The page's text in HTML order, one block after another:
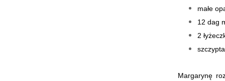
małe
12 dag
2
Margarynę